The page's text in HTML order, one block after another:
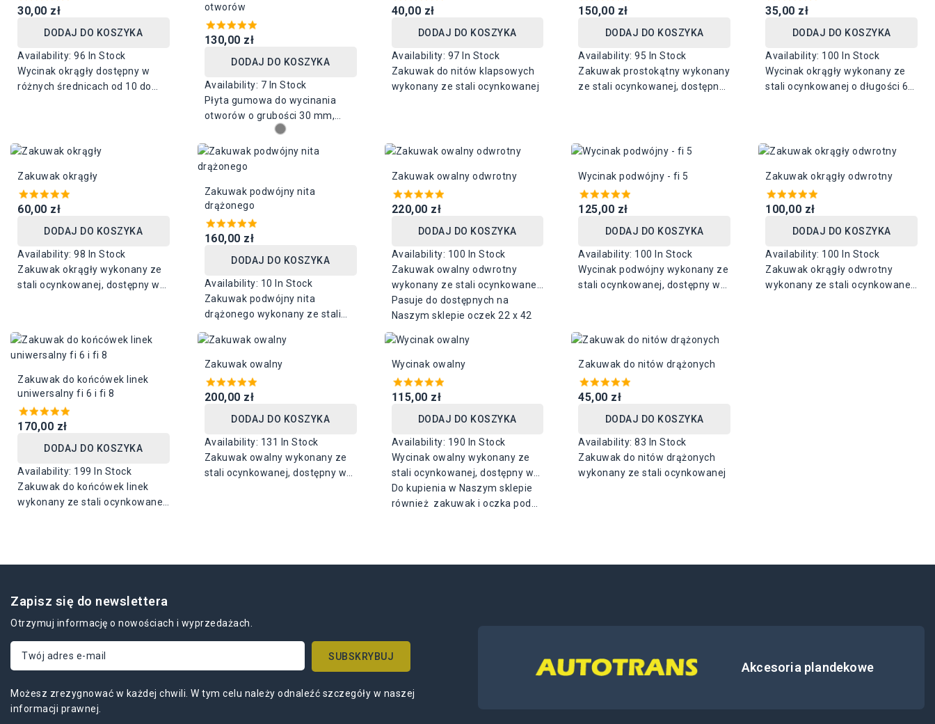
30,00 zł
DODAJ DO KOSZYKA
Availability: 96 In Stock
Wycinak okrągły dostępny w
różnych średnicach od 10 do
otworów
130,00 zł
DODAJ DO KOSZYKA
Availability: 7 In Stock
Płyta gumowa do wycinania
otworów o grubości 30 mm,
dostępna w dwóch wymiarach:
410 mm x 275 mm i 560 mm x
200 mm.
40,00 zł
DODAJ DO KOSZYKA
Availability: 97 In Stock
Zakuwak do nitów klapsowych
wykonany ze stali ocynkowanej
150,00 zł
DODAJ DO KOSZYKA
Availability:95 In Stock
Zakuwak prostokątny wykonany
ze stali ocynkowanej, dostępny
35,00 zł
DODAJ DO KOSZYKA
Availability: 100 In Stock
Wycinak okrągły wykonany ze
stali ocynkowanej o długości 60
Zakuwak okrągły
60,00 zł
DODAJ DO KOSZYKA
Availability: 98 In Stock
Zakuwak okrągły wykonany ze
stali ocynkowanej, dostępny w
Zakuwak podwójny nita
drążonego
160,00 zł
DODAJ DO KOSZYKA
Availability: 10 In Stock
Zakuwak podwójny nita
drążonego wykonany ze stali
dwóch rozmiarach rozstawu
otworów: 34 mm i 51 mm.
Średnica otworów to 5 mm.
Zakuwak owalny odwrotny
220,00 zł
DODAJ DO KOSZYKA
Availability: 100 In Stock
Zakuwak owalny odwrotny
wykonany ze stali ocynkowanej,
dostępny w rozmiarze : 42 mm
x 22 mm
Pasuje do dostępnych na
Naszym sklepie oczek 22 x 42
Wycinak podwójny - fi 5
125,00 zł
DODAJ DO KOSZYKA
Availability: 100 In Stock
Wycinak podwójny wykonany ze
stali ocynkowanej, dostępny w
Zakuwak okrągły odwrotny
100,00 zł
DODAJ DO KOSZYKA
Availability: 100 In Stock
Zakuwak okrągły odwrotny
wykonany ze stali ocynkowanej,
Zakuwak do końcówek linek
uniwersalny fi 6 i fi 8
170,00 zł
DODAJ DO KOSZYKA
Availability: 199 In Stock
Zakuwak do końcówek linek
wykonany ze stali ocynkowanej
Zakuwak owalny
200,00 zł
DODAJ DO KOSZYKA
Availability: 131 In Stock
Zakuwak owalny wykonany ze
stali ocynkowanej, dostępny w
Wycinak owalny
115,00 zł
DODAJ DO KOSZYKA
Availability: 190 In Stock
Wycinak owalny wykonany ze
stali ocynkowanej, dostępny w
rozmiarze 42 mm x 22 mm
Do kupienia w Naszym sklepie
również zakuwak i oczka pod
Zakuwak do nitów drążonych
45,00 zł
DODAJ DO KOSZYKA
Availability:83 In Stock
Zakuwak do nitów drążonych
wykonany ze stali ocynkowanej
Zapisz się do newslettera
Otrzymuj informację o nowościach i wyprzedażach.
Możesz zrezygnować w każdej chwili. W tym celu należy odnaleźć szczegóły w naszej
informacji prawnej.
Akcesoria plandekowe